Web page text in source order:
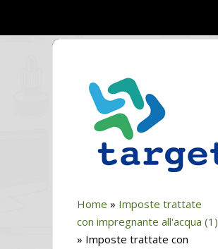
Home » Imposte trattate
con impregnante all'acqua (1)
» Imposte trattate con